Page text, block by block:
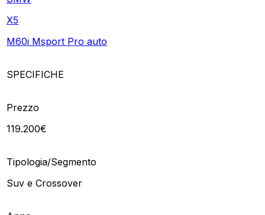
X5
M60i Msport Pro auto
SPECIFICHE
Prezzo
119.200€
Tipologia/Segmento
Suv e Crossover